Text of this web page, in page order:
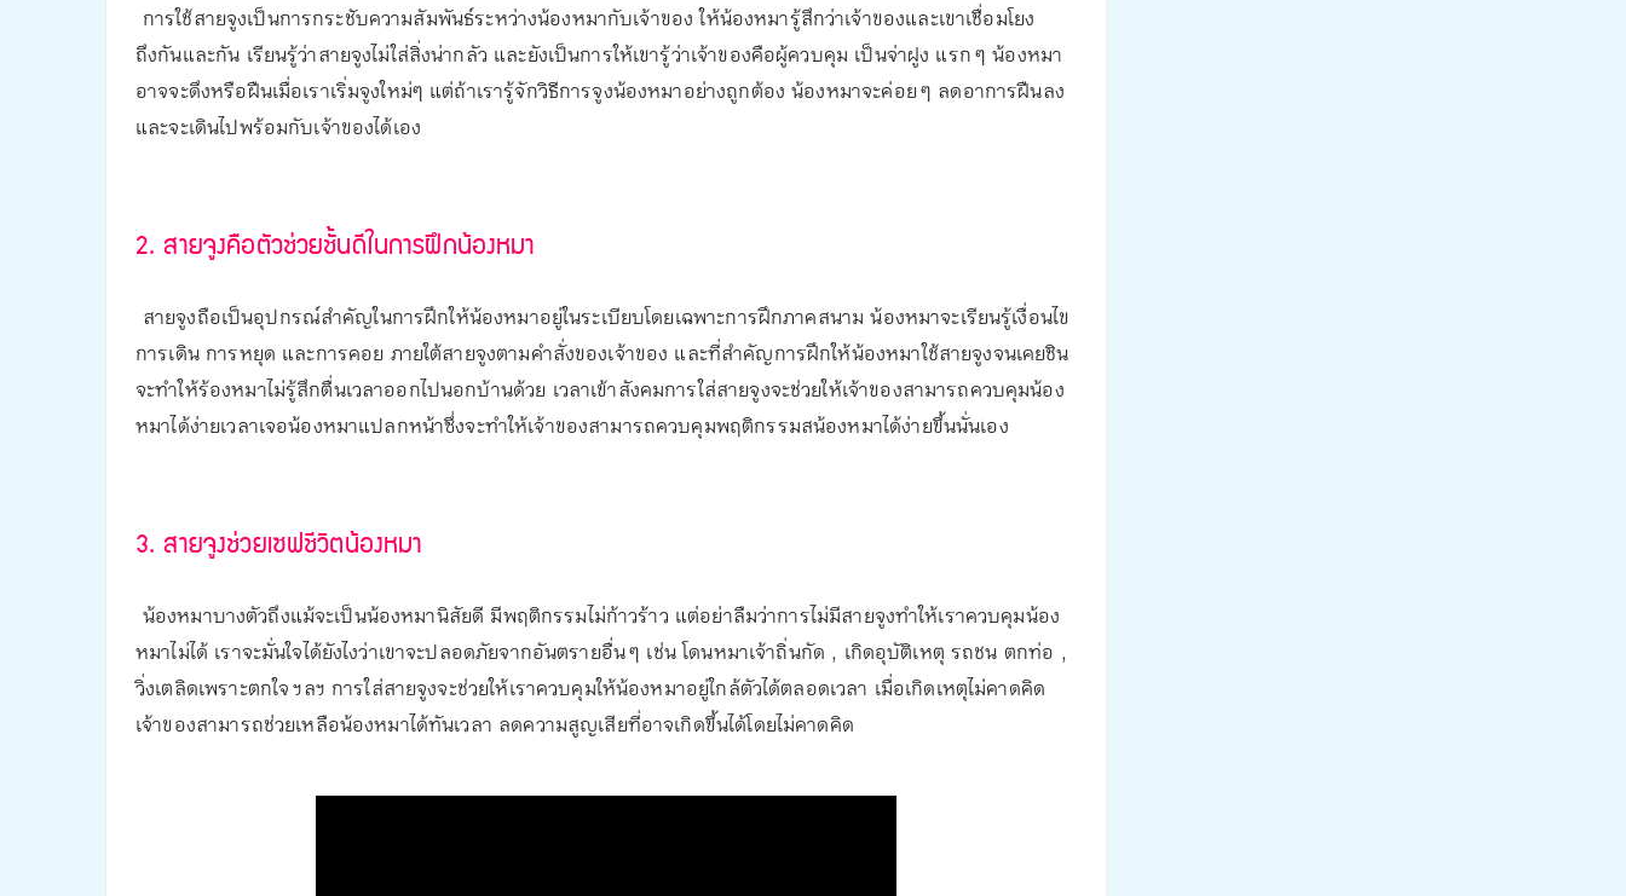
การใช้สายจูงเป็นการกระชับความสัมพันธ์ระหว่างน้องหมากับเจ้าของ ให้น้องหมารู้สึกว่าเจ้าของและเขาเชื่อมโยง
ถึงกันและกัน เรียนรู้ว่าสายจูงไม่ใส่สิ่งน่ากลัว และยังเป็นการให้เขารู้ว่าเจ้าของคือผู้ควบคุม เป็นจ่าฝูง แรก ๆ น้องหมา
อาจจะดึงหรือฝืนเมื่อเราเริ่มจูงใหม่ๆ แต่ถ้าเรารู้จักวิธีการจูงน้องหมาอย่างถูกต้อง น้องหมาจะค่อย ๆ ลดอาการฝืนลง
และจะเดินไปพร้อมกับเจ้าของได้เอง
2. สายจูงคือตัวช่วยชั้นดีในการฝึกน้องหมา
สายจูงถือเป็นอุปกรณ์สำคัญในการฝึกให้น้องหมาอยู่ในระเบียบโดยเฉพาะการฝึกภาคสนาม น้องหมาจะเรียนรู้เงื่อนไข
การเดิน การหยุด และการคอย ภายใต้สายจูงตามคำสั่งของเจ้าของ และที่สำคัญการฝึกให้น้องหมาใช้สายจูงจนเคยชิน
จะทำให้ร้องหมาไม่รู้สึกตื่นเวลาออกไปนอกบ้านด้วย เวลาเข้าสังคมการใส่สายจูงจะช่วยให้เจ้าของสามารถควบคุมน้อง
หมาได้ง่ายเวลาเจอน้องหมาแปลกหน้าซึ่งจะทำให้เจ้าของสามารถควบคุมพฤติกรรมสน้องหมาได้ง่ายขึ้นนั่นเอง
3. สายจูงช่วยเซฟชีวิตน้องหมา
น้องหมาบางตัวถึงแม้จะเป็นน้องหมานิสัยดี มีพฤติกรรมไม่ก้าวร้าว แต่อย่าลืมว่าการไม่มีสายจูงทำให้เราควบคุมน้อง
หมาไม่ได้ เราจะมั่นใจได้ยังไงว่าเขาจะปลอดภัยจากอันตรายอื่น ๆ เช่น โดนหมาเจ้าถิ่นกัด , เกิดอุบัติเหตุ รถชน ตกท่อ ,
วิ่งเตลิดเพราะตกใจ ฯลฯ การใส่สายจูงจะช่วยให้เราควบคุมให้น้องหมาอยู่ใกล้ตัวได้ตลอดเวลา เมื่อเกิดเหตุไม่คาดคิด
เจ้าของสามารถช่วยเหลือน้องหมาได้ทันเวลา ลดความสูญเสียที่อาจเกิดขึ้นได้โดยไม่คาดคิด